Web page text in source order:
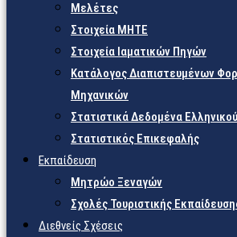
Μελέτες
Στοιχεία ΜΗΤΕ
Στοιχεία Ιαματικών Πηγών
Κατάλογος Διαπιστευμένων
Μηχανικών
Στατιστικά Δεδομένα
Στατιστικός Επικεφαλής
Εκπαίδευση
Μητρώο Ξεναγών
Σχολές Τουριστικής
Διεθνείς Σχέσεις